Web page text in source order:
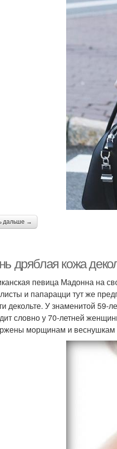
дальше →
дряблая кожа
певица Мадонна на
и папарацци тут же
декольте. У знаменитой
словно у 70-летней
морщинам и веснушкам